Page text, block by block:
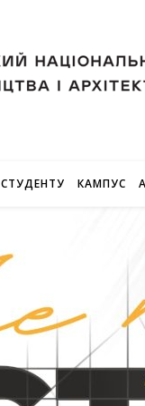
СТУДЕНТУ КАМПУС